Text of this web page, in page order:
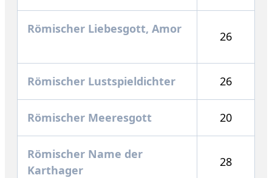
Römischer Liebesgott, Amor
26
Römischer Lustspieldichter 26
Römischer Meeresgott 20
Römischer Name der
Karthager
28